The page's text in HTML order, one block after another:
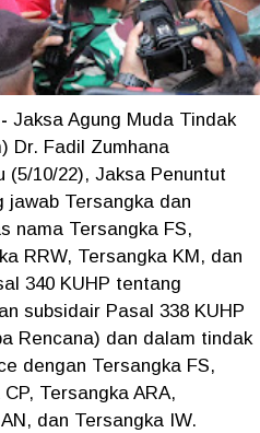
- Jaksa Agung Muda Tindak
Dr. Fadil Zumhana
(5/10/22), Jaksa Penuntut
jawab Tersangka dan
nama Tersangka FS,
RRW, Tersangka KM, dan
340 KUHP tentang
subsidair Pasal 338 KUHP
Rencana) dan dalam tindak
dengan Tersangka FS,
Tersangka ARA,
dan Tersangka IW.